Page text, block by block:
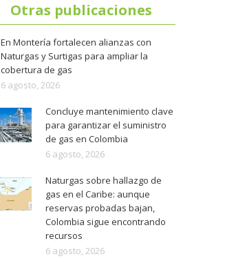
Otras publicaciones
En Montería fortalecen alianzas con
Naturgas y Surtigas para ampliar la
cobertura de gas
6 agosto, 2026
Concluye mantenimiento clave
para garantizar el suministro
de gas en Colombia
6 agosto, 2026
Naturgas sobre hallazgo de
gas en el Caribe: aunque
reservas probadas bajan,
Colombia sigue encontrando
recursos
6 agosto, 2026